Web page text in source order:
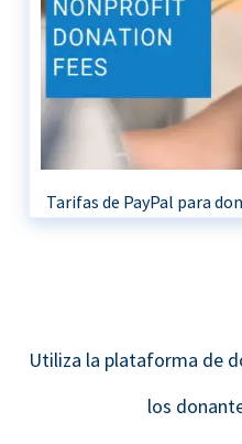
Tarifas de PayPal para
Utiliza la plataforma de
los